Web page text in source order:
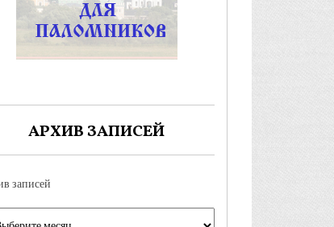
АРХИВ ЗАПИСЕЙ
записей